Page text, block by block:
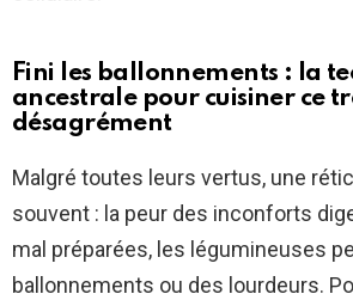
Fini les ballonnements : la
ancestrale pour cuisiner ce
désagrément
Malgré toutes leurs vertus, une
souvent : la peur des inconforts
mal préparées, les légumineuses
ballonnements ou des lourdeurs.